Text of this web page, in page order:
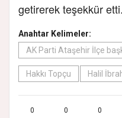
getirerek teşekkür etti.
Anahtar Kelimeler:
AK Parti Ataşehir İlçe
Hakkı Topçu Halil
0 0 0